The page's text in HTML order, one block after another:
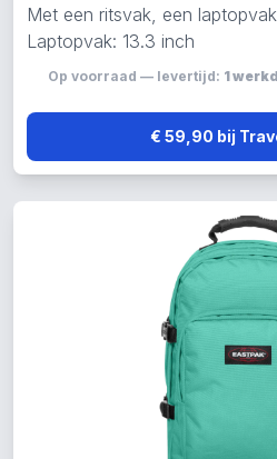
Met een ritsvak, een
Laptopvak: 13.3 inch
Op voorraad — levertijd: 1
€ 59,90 bij